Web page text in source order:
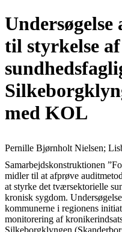
til styrkelse
med KOL
Pernille Bjørnholt Nielsen;
Samarbejdskonstruktionen
midler til at afprøve
at styrke det tværsektorielle
kronisk sygdom.
kommunerne i regionens
monitorering af